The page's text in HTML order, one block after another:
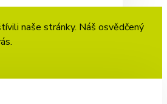
naše stránky. Náš osvědčený